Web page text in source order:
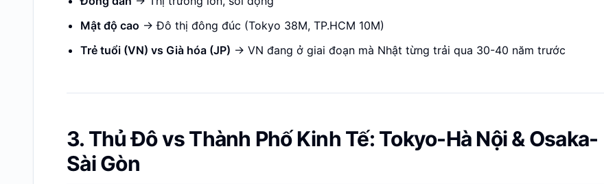
Mật độ cao -> Đô thị đông đúc (Tokyo 38M, TP.HCM 10M)
Trẻ tuổi (VN) vs Già hóa (JP) -> VN đang ở giai đoạn mà Nhật từng trải qua 30-40 năm trước
3. Thủ Đô vs Thành Phố Kinh Tế: Tokyo-Hà Nội & Osaka-
Sài Gòn